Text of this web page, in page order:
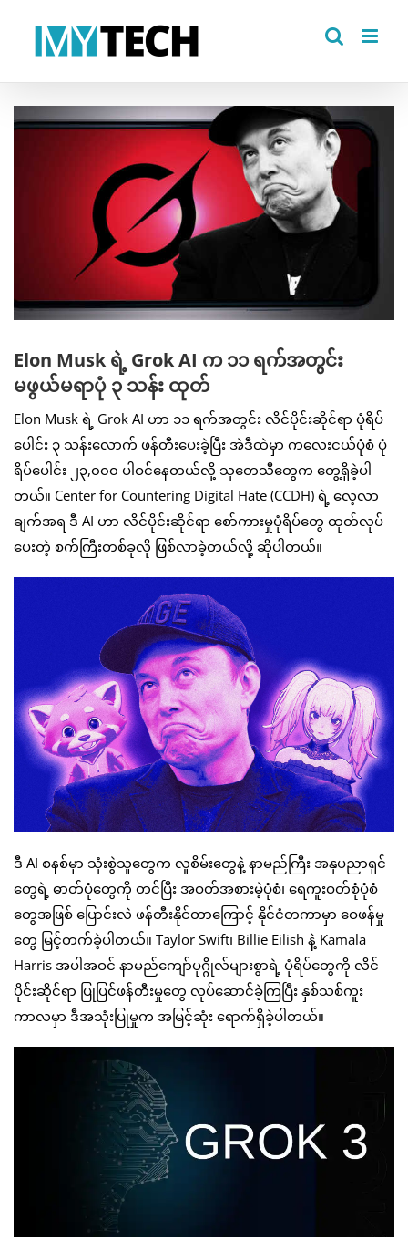
View
Elon Musk ရဲ့ Grok AI က ၁၁ ရက်အတွင်း
မဖွယ်မရာပုံ ၃ သန်း ထုတ်
Elon Musk ရဲ့ Grok AI ဟာ ၁၁ ရက်အတွင်း လိင်ပိုင်းဆိုင်ရာ ပုံရိပ်
ပေါင်း ၃ သန်းလောက် ဖန်တီးပေးခဲ့ပြီး အဲဒီထဲမှာ ကလေးငယ်ပုံစံ ပုံ
ရိပ်ပေါင်း ၂၃,၀၀၀ ပါဝင်နေတယ်လို့ သုတေသီတွေက တွေ့ရှိခဲ့ပါ
တယ်။ Center for Countering Digital Hate (CCDH) ရဲ့ လေ့လာ
ချက်အရ ဒီ AI ဟာ လိင်ပိုင်းဆိုင်ရာ စော်ကားမှုပုံရိပ်တွေ ထုတ်လုပ်
ပေးတဲ့ စက်ကြီးတစ်ခုလို ဖြစ်လာခဲ့တယ်လို့ ဆိုပါတယ်။
ဒီ AI စနစ်မှာ သုံးစွဲသူတွေက လူစိမ်းတွေနဲ့ နာမည်ကြီး အနုပညာရှင်
တွေရဲ့ ဓာတ်ပုံတွေကို တင်ပြီး အဝတ်အစားမဲ့ပုံစံ၊ ရေကူးဝတ်စုံပုံစံ
တွေအဖြစ် ပြောင်းလဲ ဖန်တီးနိုင်တာကြောင့် နိုင်ငံတကာမှာ ဝေဖန်မှု
တွေ မြင့်တက်ခဲ့ပါတယ်။ Taylor Swift၊ Billie Eilish နဲ့ Kamala
Harris အပါအဝင် နာမည်ကျော်ပုဂ္ဂိုလ်များစွာရဲ့ ပုံရိပ်တွေကို လိင်
ပိုင်းဆိုင်ရာ ပြုပြင်ဖန်တီးမှုတွေ လုပ်ဆောင်ခဲ့ကြပြီး နှစ်သစ်ကူး
ကာလမှာ ဒီအသုံးပြုမှုက အမြင့်ဆုံး ရောက်ရှိခဲ့ပါတယ်။